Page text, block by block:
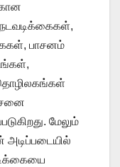
பாசனம்
மேலும்
அடிப்படையில்